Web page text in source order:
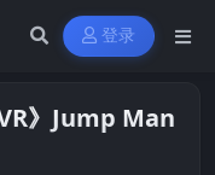
登录
》Jump Man